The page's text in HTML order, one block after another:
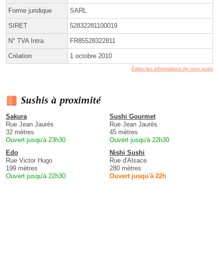
Forme juridique SARL
SIRET 52832281100019
N° TVA Intra. FR85528322811
Création 1 octobre 2010
Éditer les informations de mon sushi
Sushis à proximité
Sakura
Rue Jean Jaurès
32 mètres
Ouvert jusqu'à 23h30
Sushi Gourmet
Rue Jean Jaurès
45 mètres
Ouvert jusqu'à 22h30
Edo
Rue Victor Hugo
199 mètres
Ouvert jusqu'à 22h30
Nishi Sushi
Rue d'Alsace
280 mètres
Ouvert jusqu'à 22h